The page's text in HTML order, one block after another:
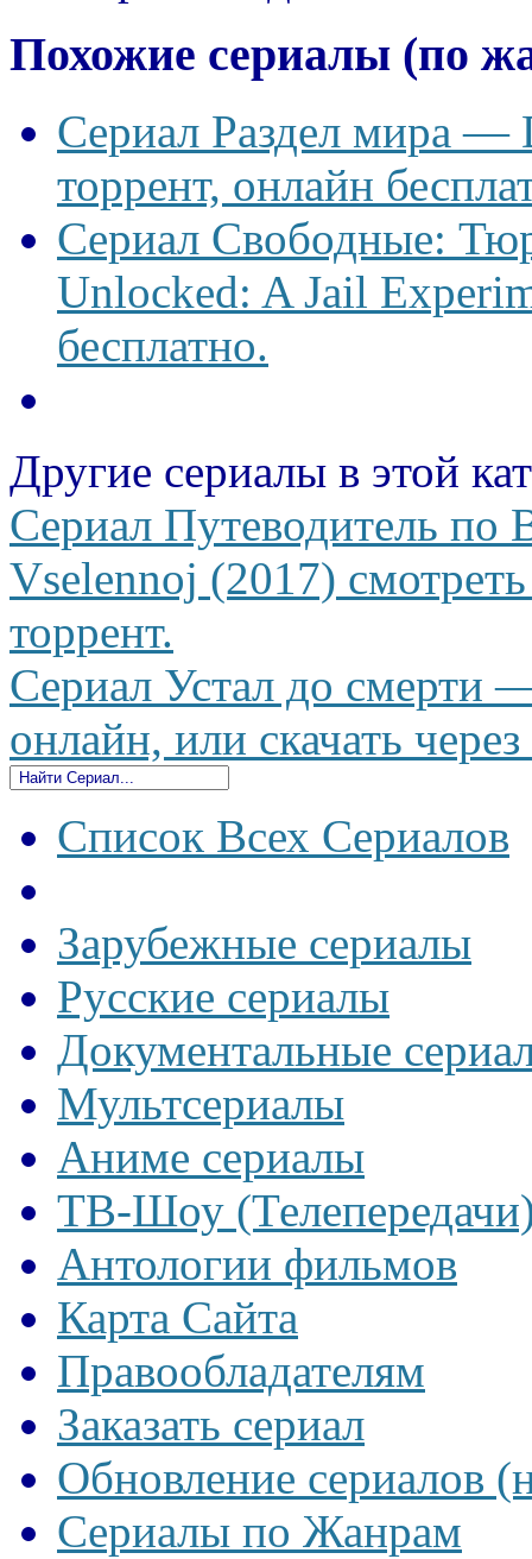
Похожие сериалы (по
Сериал Раздел мира —
торрент, онлайн
Сериал Свободные:
Unlocked: A Jail
бесплатно.
Другие сериалы в этой
Сериал Путеводитель по
Vselennoj (2017)
торрент.
Сериал Устал до смерти
онлайн, или скачать
Список Всех Сериалов
Зарубежные сериалы
Русские сериалы
Документальные
Мультсериалы
Аниме сериалы
ТВ-Шоу
Антологии фильмов
Карта Сайта
Правообладателям
Заказать сериал
Обновление сериалов
Сериалы по Жанрам